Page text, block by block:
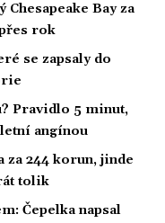
Bay za
rok
se zapsaly do
Pravidlo 5 minut,
angínou
za 244 korun, jinde
tolik
Čepelka napsal